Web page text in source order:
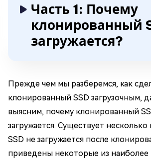
Часть 1: Почему
клонированный
загружается?
Прежде чем мы разберемся, как
клонированный SSD загрузочным,
выясним, почему клонированный
загружается. Существует
SSD не загружается после
приведены некоторые из наиболее